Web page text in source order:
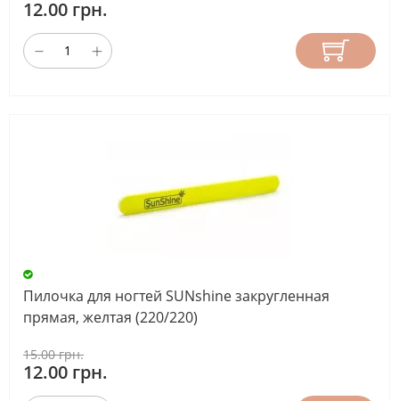
12.00 грн.
Пилочка для ногтей SUNshine закругленная
прямая, желтая (220/220)
15.00 грн.
12.00 грн.